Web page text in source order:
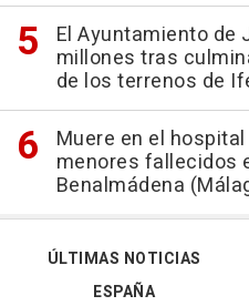
El Ayuntamiento de
millones tras
de los terrenos de
Muere en el
menores fallecidos
Benalmádena
ÚLTIMAS NOTICIAS
ESPAÑA